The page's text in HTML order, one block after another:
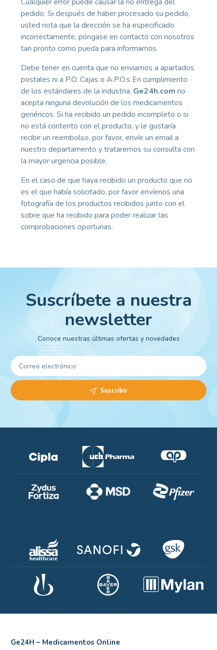
pedido. Si después de haber procesado su pedido,
usted nota que la dirección se ha especificado
incorrectamente, póngase en contacto con nosotros
tan pronto como pueda para informarnos.
Debe tener en cuenta que no enviamos a apartados
postales ni a P.O. Cajas o A.P.O.s En cumplimiento
de los estándares de la industria, Ge24h.com no
acepta ninguna devolución de los medicamentos
genéricos. Si ha recibido un pedido incompleto o si
no está contento con el producto, y le gustaría
recibir un reembolso, por favor, envíe un email a
nuestro departamento y trataremos su consulta con
la mayor urgencia posible.
En el caso de que haya recibido un producto que no
es el que había solicitado, por favor envíenos una
fotografía de los productos recibidos junto con el
sobre que ha recibido para poder realizar las
comprobaciones oportunas.
Suscríbete a nuestra
newsletter
Conoce nuestras últimas ofertas y novedades
Suscribir
Ge24H – Medicamentos Online